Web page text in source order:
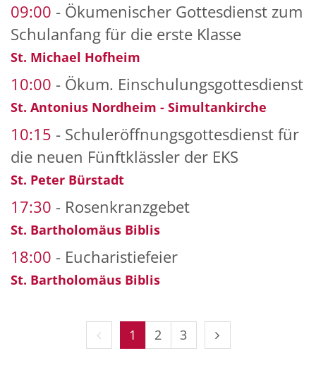
09:00
Ökumenischer Gottesdienst zum
Schulanfang für die erste Klasse
St. Michael Hofheim
10:00 Ökum. Einschulungsgottesdienst
St. Antonius Nordheim - Simultankirche
10:15
Schuleröffnungsgottesdienst für
die neuen Fünftklässler der EKS
St. Peter Bürstadt
17:30 Rosenkranzgebet
St. Bartholomäus Biblis
18:00 Eucharistiefeier
St. Bartholomäus Biblis
Vorherige Seite
1 2 3 Nächste Seite